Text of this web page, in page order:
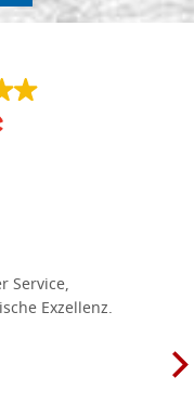
Service,
Exzellenz.